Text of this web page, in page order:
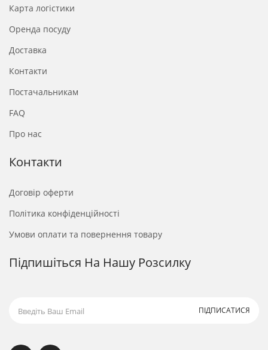
Карта логістики
Оренда посуду
Доставка
Контакти
Постачальникам
FAQ
Про нас
Контакти
Договір оферти
Політика конфіденційності
Умови оплати та повернення товару
Підпишіться На Нашу Розсилку
ПІДПИСАТИСЯ